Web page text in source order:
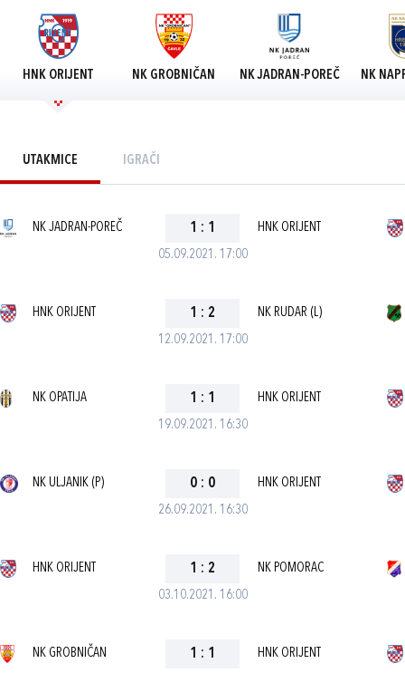
HNK ORIJENT NK GROBNIČAN NK JADRAN-POREČ NK
UTAKMICE IGRAČI
05.09.2021. 17:00
NK JADRAN-POREČ 1 : 1 HNK ORIJENT
12.09.2021. 17:00
HNK ORIJENT 1 : 2 NK RUDAR (L)
19.09.2021. 16:30
NK OPATIJA 1 : 1 HNK ORIJENT
26.09.2021. 16:30
NK ULJANIK (P) 0 : 0 HNK ORIJENT
03.10.2021. 16:00
HNK ORIJENT 1 : 2 NK POMORAC
NK GROBNIČAN 1 : 1 HNK ORIJENT